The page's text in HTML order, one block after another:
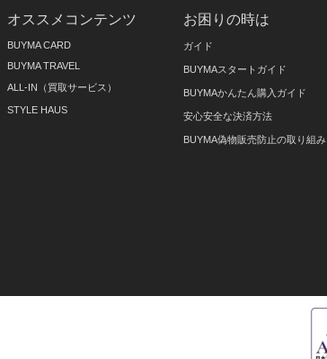
オススメコンテンツ
BUYMA CARD
BUYMA TRAVEL
ALL-IN（買取サービス）
STYLE HAUS
お困りの時は
ガイド
BUYMAスタートガイド
BUYMAかんたん購入ガイド
安心安全な決済方法
BUYMA偽物販売防止の取り組み